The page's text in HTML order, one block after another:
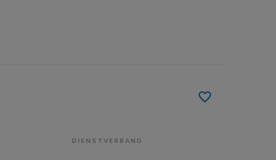
DIENSTVERBAND